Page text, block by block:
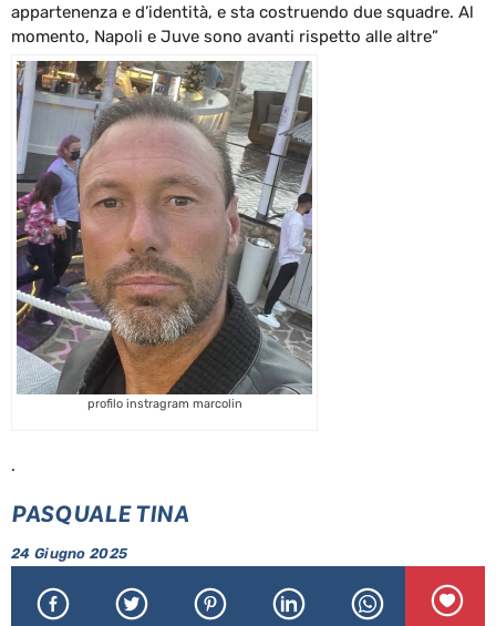
appartenenza e d’identità, e sta costruendo due squadre. Al
momento, Napoli e Juve sono avanti rispetto alle altre”
profilo instragram marcolin
.
PASQUALE TINA
24 Giugno 2025